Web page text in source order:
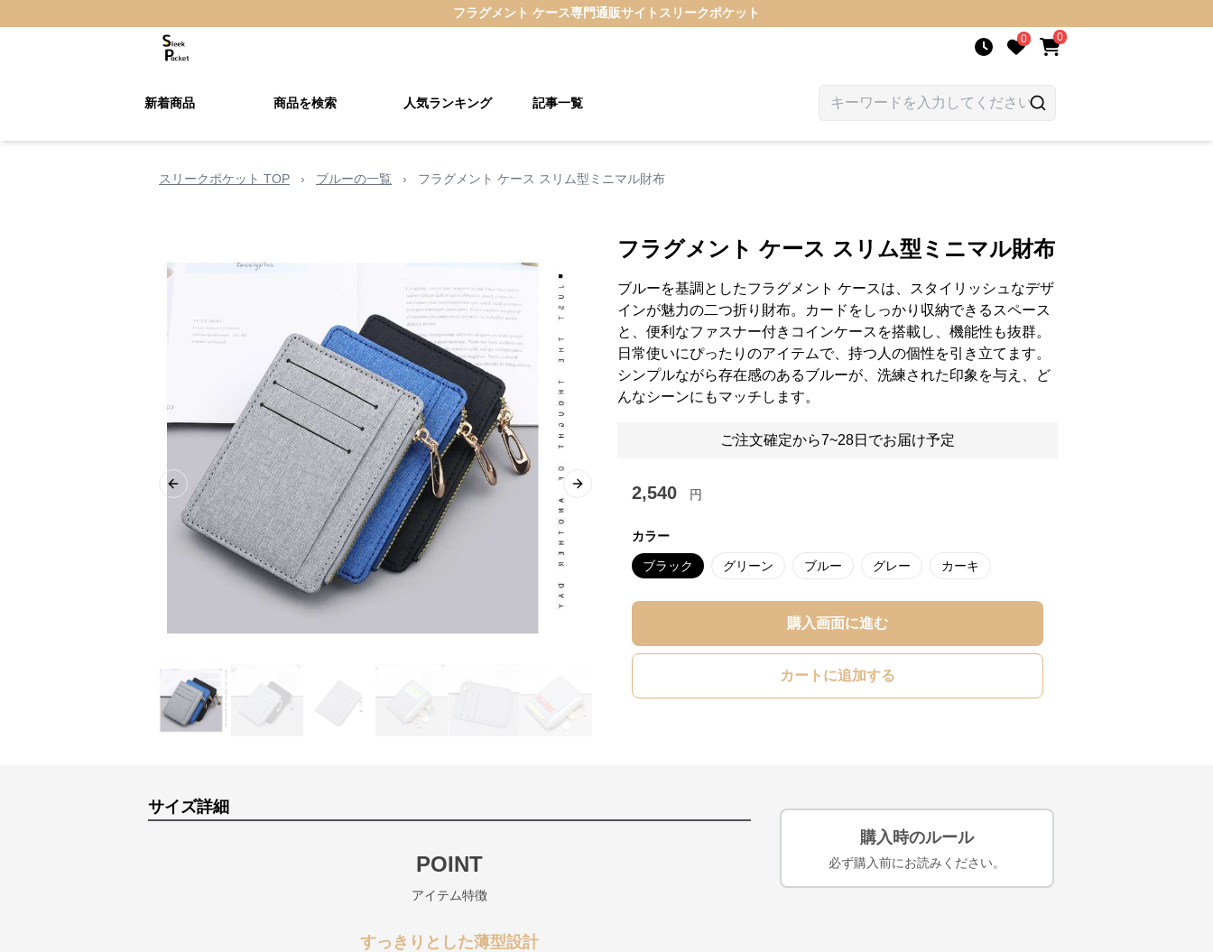
フラグメント ケース専門通販サイト スリークポケット
0 0
新着商品 商品を検索 人気ランキング 記事一覧
スリークポケット TOP › ブルーの一覧 › フラグメント ケース スリム型ミニマル財布
Previous slide Next slide
フラグメント ケース スリム型ミニマル財布
ブルーを基調としたフラグメント ケースは、スタイリッシュなデザ
インが魅力の二つ折り財布。カードをしっかり収納できるスペース
と、便利なファスナー付きコインケースを搭載し、機能性も抜群。
日常使いにぴったりのアイテムで、持つ人の個性を引き立てます。
シンプルながら存在感のあるブルーが、洗練された印象を与え、ど
んなシーンにもマッチします。
ご注文確定から7~28日でお届け予定
2,540 円
カラー
ブラック グリーン ブルー グレー カーキ
購入画面に進む
カートに追加する
サイズ詳細
POINT
アイテム特徴
すっきりとした薄型設計
購入時のルール
必ず購入前にお読みください。